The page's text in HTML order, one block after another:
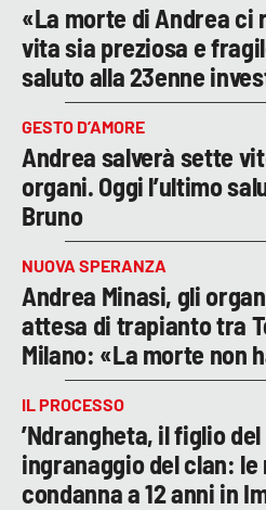
«La morte di Andrea ci
vita sia preziosa e
saluto alla 23enne
GESTO D’AMORE
Andrea salverà sette
organi. Oggi l’ultimo
Bruno
NUOVA SPERANZA
Andrea Minasi, gli
attesa di trapianto tra
Milano: «La morte non
IL PROCESSO
’Ndrangheta, il figlio
ingranaggio del clan:
condanna a 12 anni in